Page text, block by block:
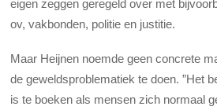
eigen zeggen geregeld over met
ov, vakbonden, politie en justitie.
Maar Heijnen noemde geen concrete
de geweldsproblematiek te doen. ”Het
is te boeken als mensen zich normaal